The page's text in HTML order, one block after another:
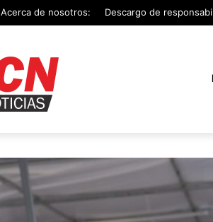
Acerca de nosotros: Descargo de